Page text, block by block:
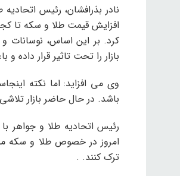
نادر بذرافشان، رئیس
افزایش قیمت طلا و سکه تا
کرد. بر این اساس، نوسانات
بازار را تحت تاثیر قرار
وی می افزاید: اما نکته
باشد. در حال حاضر بازار
رئیس اتحادیه طلا و جواهر
امروز در خصوص طلا و سکه
ترک کنند. .